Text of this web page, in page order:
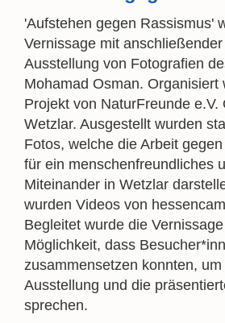
'Aufstehen gegen Rassismus'
Vernissage mit
Ausstellung von Fotografien
Mohamad Osman. Organisiert
Projekt von NaturFreunde e.V.
Wetzlar. Ausgestellt wurden
Fotos, welche die Arbeit
für ein menschenfreundliches
Miteinander in Wetzlar
wurden Videos von
Begleitet wurde die
Möglichkeit, dass
zusammensetzen konnten,
Ausstellung und die
sprechen.